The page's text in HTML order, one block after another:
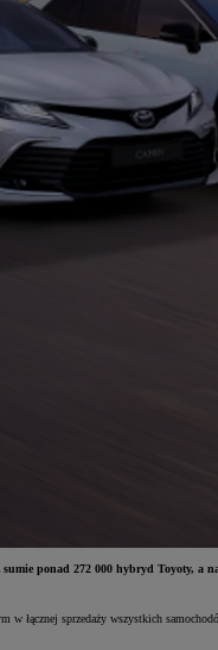
ponad 272 000 hybryd Toyoty,
w łącznej sprzedaży wszystkich